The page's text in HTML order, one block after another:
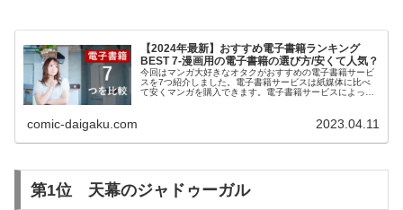
【2024年最新】おすすめ電子書籍ランキング
BEST 7-漫画用の電子書籍の選び方/安くて人気？
今回はマンガ大好きなオタクがおすすめの電子書籍サービ
スを7つ紹介しました。電子書籍サービスは紙媒体に比べ
て安くマンガを購入できます。電子書籍サービスによって
子書籍を知りたい方は是非こちらをご覧ください！
comic-daigaku.com 2023.04.11
第1位 天幕のジャドゥーガル